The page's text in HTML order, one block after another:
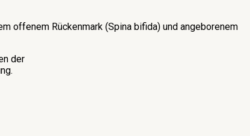
offenem Rückenmark (Spina bifida) und angeborenem
der